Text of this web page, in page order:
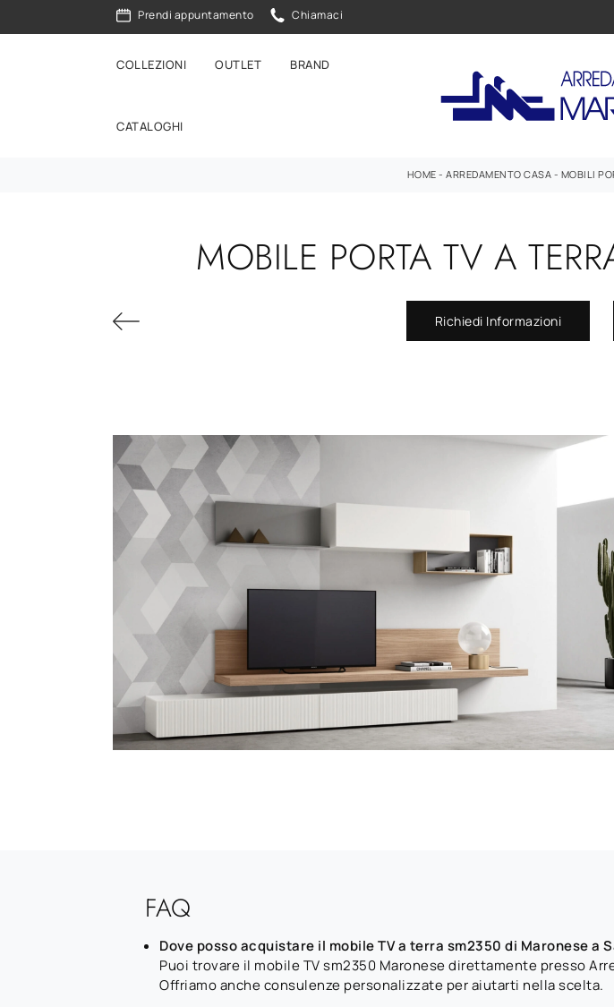
Prendi appuntamento Chiamaci
COLLEZIONI OUTLET BRAND
CATALOGHI
HOME - ARREDAMENTO CASA - MOBILI
MOBILE PORTA TV A
Richiedi Informazioni
FAQ
Dove posso acquistare il mobile TV a terra sm2350 di Maronese a
Puoi trovare il mobile TV sm2350 Maronese direttamente presso
Offriamo anche consulenze personalizzate per aiutarti nella scelta.